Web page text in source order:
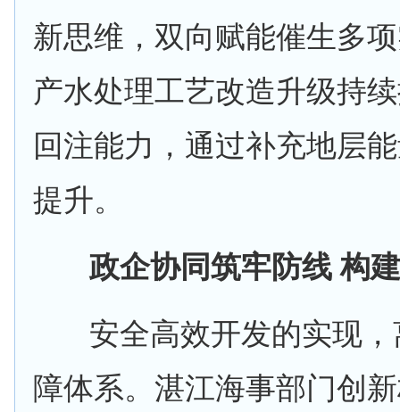
新思维，双向赋能催生多
产水处理工艺改造升级持
回注能力，通过补充地层
提升。
政企协同筑牢防线 构
安全高效开发的实现，
障体系。湛江海事部门创